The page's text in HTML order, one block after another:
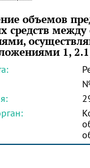
объемов
средств
1,